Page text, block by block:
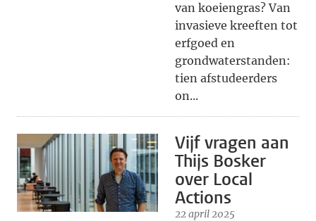
van koeiengras? Van
invasieve kreeften tot
erfgoed en
grondwaterstanden:
tien afstudeerders
on...
Vijf vragen aan
Thijs Bosker
over Local
Actions
22 april 2025